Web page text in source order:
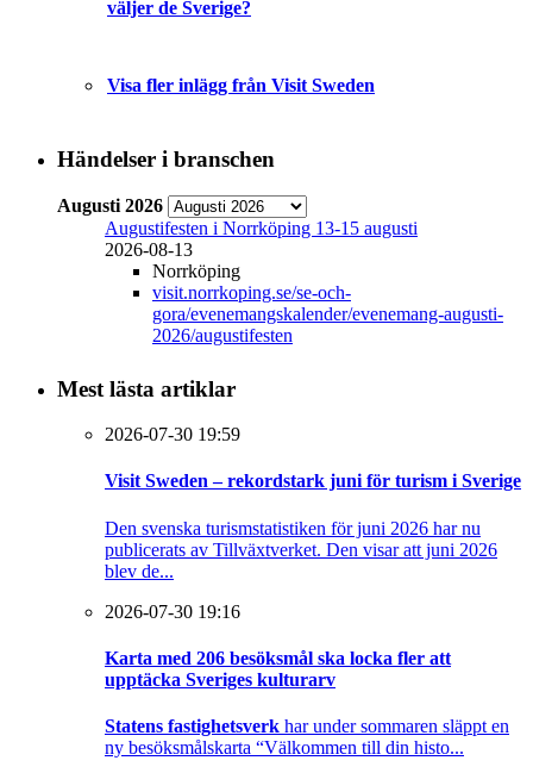
väljer de Sverige?
Visa fler inlägg från Visit Sweden
Händelser i branschen
Augusti 2026
Augustifesten i Norrköping 13-15 augusti
2026-08-13
Norrköping
visit.norrkoping.se/se-och-
gora/evenemangskalender/evenemang-augusti-
2026/augustifesten
Mest lästa artiklar
2026-07-30 19:59
Visit Sweden – rekordstark juni för turism i Sverige
Den svenska turismstatistiken för juni 2026 har nu
publicerats av Tillväxtverket. Den visar att juni 2026
blev de...
2026-07-30 19:16
Karta med 206 besöksmål ska locka fler att
upptäcka Sveriges kulturarv
Statens fastighetsverk har under sommaren släppt en
ny besöksmålskarta “Välkommen till din histo...